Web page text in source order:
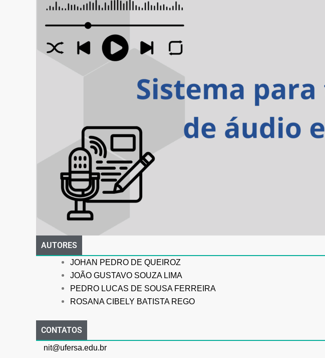
AUTORES
JOHAN PEDRO DE QUEIROZ
JOÃO GUSTAVO SOUZA LIMA
PEDRO LUCAS DE SOUSA FERREIRA
ROSANA CIBELY BATISTA REGO
CONTATOS
nit@ufersa.edu.br